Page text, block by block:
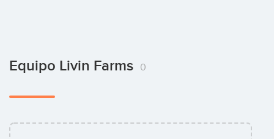
Equipo Livin Farms 0